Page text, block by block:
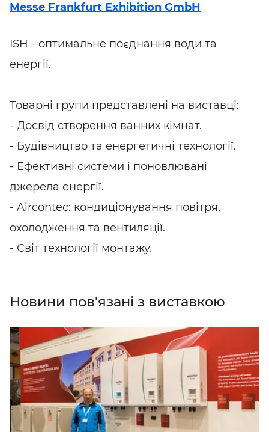
Messe Frankfurt Exhibition GmbH
ISH - оптимальне поєднання води та
енергії.
Товарні групи представлені на виставці:
- Досвід створення ванних кімнат.
- Будівництво та енергетичні технології.
- Ефективні системи і поновлювані
джерела енергії.
- Aircontec: кондиціонування повітря,
охолодження та вентиляції.
- Світ технології монтажу.
Новини пов'язані з виставкою